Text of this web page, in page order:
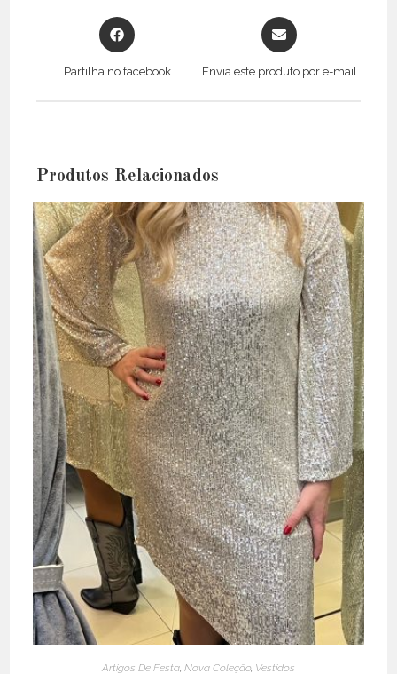
Opens
in
Partilha no facebook
Opens
in
Envia este produto por e-mail
Produtos Relacionados
Artigos De Festa, Nova Coleção, Vestidos